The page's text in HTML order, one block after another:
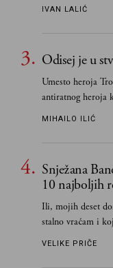
IVAN LALIĆ
Odisej je u
Umesto heroja
antiratnog heroja
učeći na njima,
MIHAILO ILIĆ
Snježana
10 najboljih
Ili, mojih deset
stalno vraćam i
VELIKE PRIČE